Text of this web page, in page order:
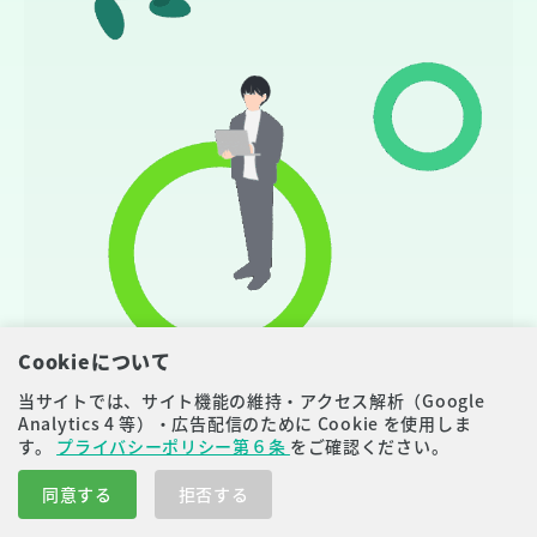
6:4男女比6:4
女性メンバーが多かった時期が長く続きましたが、最
近は男性メンバーもじわじわ増えています。人柄も素
敵で仕事熱心なメンバーが多いのがトラスクエタの特
徴。あと、とても個性豊かなメンバーがこれでもかと
Cookieについて
当サイトでは、サイト機能の維持・アクセス解析（Google
Analytics 4 等）・広告配信のために Cookie を使用しま
す。 プライバシーポリシー第６条 をご確認ください。
同意する
拒否する